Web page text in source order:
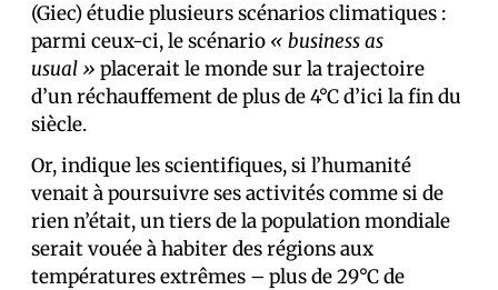
(Giec) étudie plusieurs scénarios climatiques :
parmi ceux-ci, le scénario « business as
usual » placerait le monde sur la trajectoire
d’un réchauffement de plus de 4°C d’ici la fin du
siècle.
Or, indique les scientifiques, si l’humanité
venait à poursuivre ses activités comme si de
rien n’était, un tiers de la population mondiale
serait vouée à habiter des régions aux
températures extrêmes – plus de 29°C de